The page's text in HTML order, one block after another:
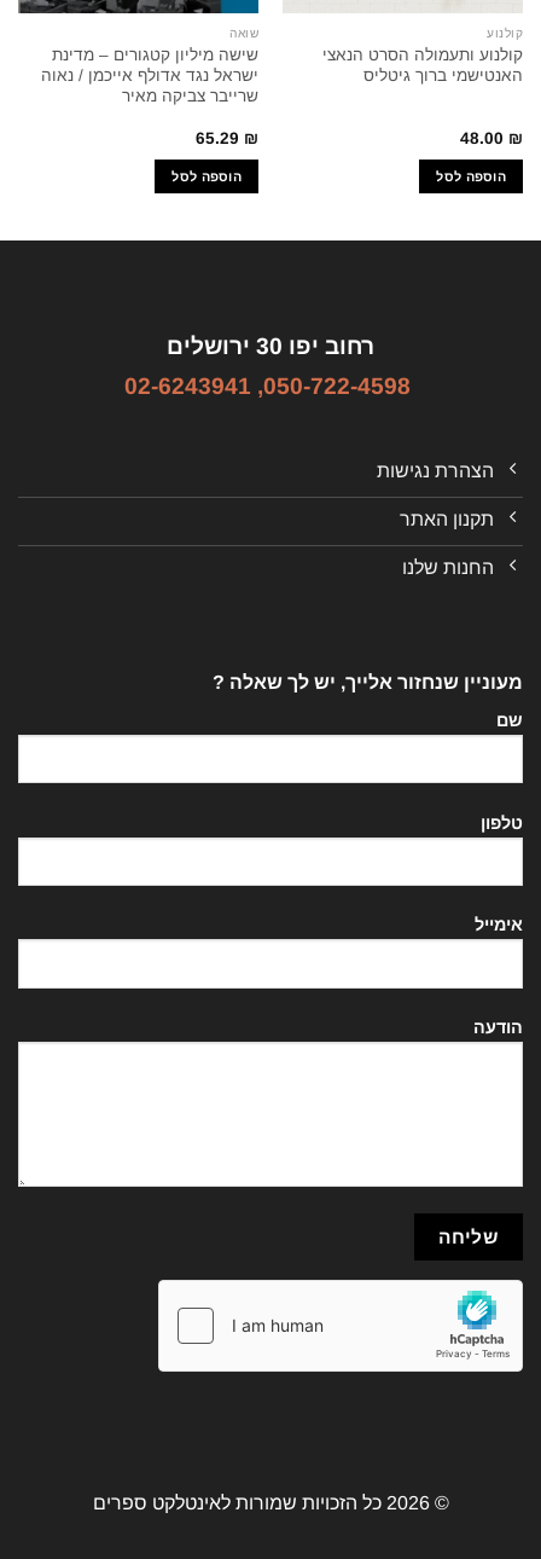
קולנוע
קולנוע ותעמולה הסרט הנאצי
האנטישמי ברוך גיטליס
48.00 ₪
הוספה לסל
שואה
שישה מיליון קטגורים – מדינת
ישראל נגד אדולף אייכמן / נאוה
שרייבר צביקה מאיר
65.29 ₪
הוספה לסל
רחוב יפו 30 ירושלים
050-722-4598
,
02-6243941
הצהרת נגישות
תקנון האתר
החנות שלנו
מעוניין שנחזור אלייך, יש לך שאלה ?
שם
טלפון
אימייל
הודעה
© 2026 כל הזכויות שמורות לאינטלקט ספרים